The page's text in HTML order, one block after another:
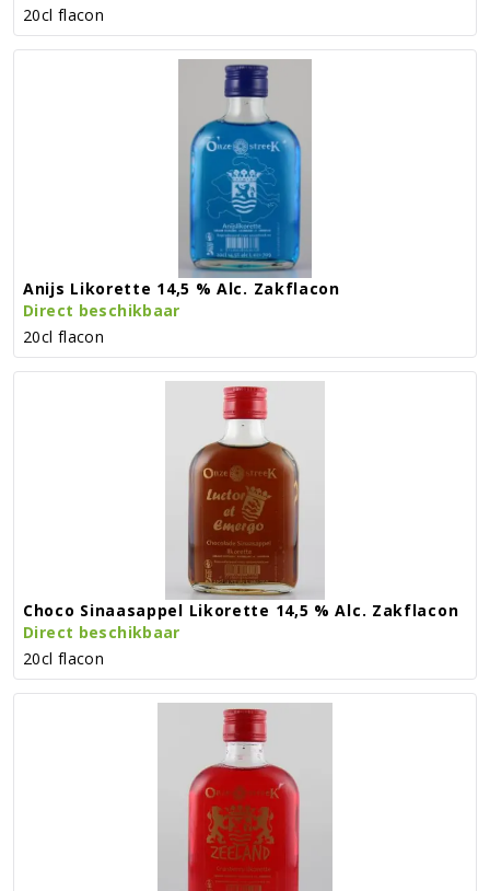
20cl flacon
Anijs Likorette 14,5 % Alc. Zakflacon
Direct beschikbaar
20cl flacon
Choco Sinaasappel Likorette 14,5 % Alc. Zakflacon
Direct beschikbaar
20cl flacon